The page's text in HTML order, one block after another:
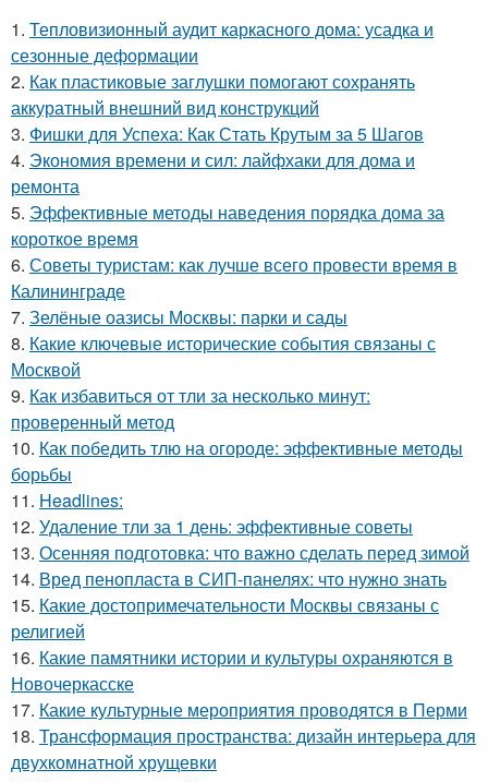
1. Тепловизионный аудит каркасного дома: усадка и
сезонные деформации
2. Как пластиковые заглушки помогают сохранять
аккуратный внешний вид конструкций
3. Фишки для Успеха: Как Стать Крутым за 5 Шагов
4. Экономия времени и сил: лайфхаки для дома и
ремонта
5. Эффективные методы наведения порядка дома за
короткое время
6. Советы туристам: как лучше всего провести время в
Калининграде
7. Зелёные оазисы Москвы: парки и сады
8. Какие ключевые исторические события связаны с
Москвой
9. Как избавиться от тли за несколько минут:
проверенный метод
10. Как победить тлю на огороде: эффективные методы
борьбы
11. Headlines:
12. Удаление тли за 1 день: эффективные советы
13. Осенняя подготовка: что важно сделать перед зимой
14. Вред пенопласта в СИП-панелях: что нужно знать
15. Какие достопримечательности Москвы связаны с
религией
16. Какие памятники истории и культуры охраняются в
Новочеркасске
17. Какие культурные мероприятия проводятся в Перми
18. Трансформация пространства: дизайн интерьера для
двухкомнатной хрущевки